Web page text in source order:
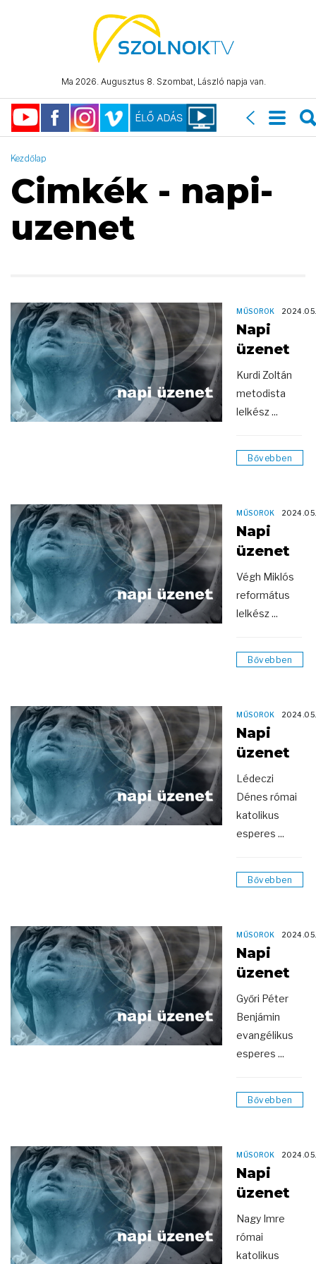
Ma 2026. Augusztus 8. Szombat, László napja van.
Kezdőlap
Cimkék - napi-
uzenet
MŰSOROK
Napi
üzenet
Kurdi Zoltán
metodista
lelkész ...
Bővebben
MŰSOROK
Napi
üzenet
Végh Miklós
református
lelkész ...
Bővebben
MŰSOROK
Napi
üzenet
Lédeczi
Dénes római
katolikus
esperes ...
Bővebben
MŰSOROK
Napi
üzenet
Győri Péter
Benjámin
evangélikus
esperes ...
Bővebben
MŰSOROK
Napi
üzenet
Nagy Imre
római
katolikus